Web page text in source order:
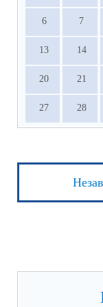
6 7
13 14
20 21
27 28